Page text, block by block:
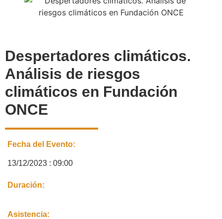
Despertadores climáticos.
Análisis de riesgos
climáticos en Fundación
ONCE
Fecha del Evento:
13/12/2023 : 09:00
Duración:
Asistencia: